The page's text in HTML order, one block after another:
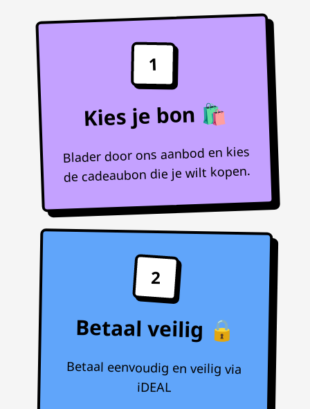
1
Kies je bon 🛍️
Blader door ons aanbod en kies
de cadeaubon die je wilt kopen.
2
Betaal veilig 🔒
Betaal eenvoudig en veilig via
iDEAL